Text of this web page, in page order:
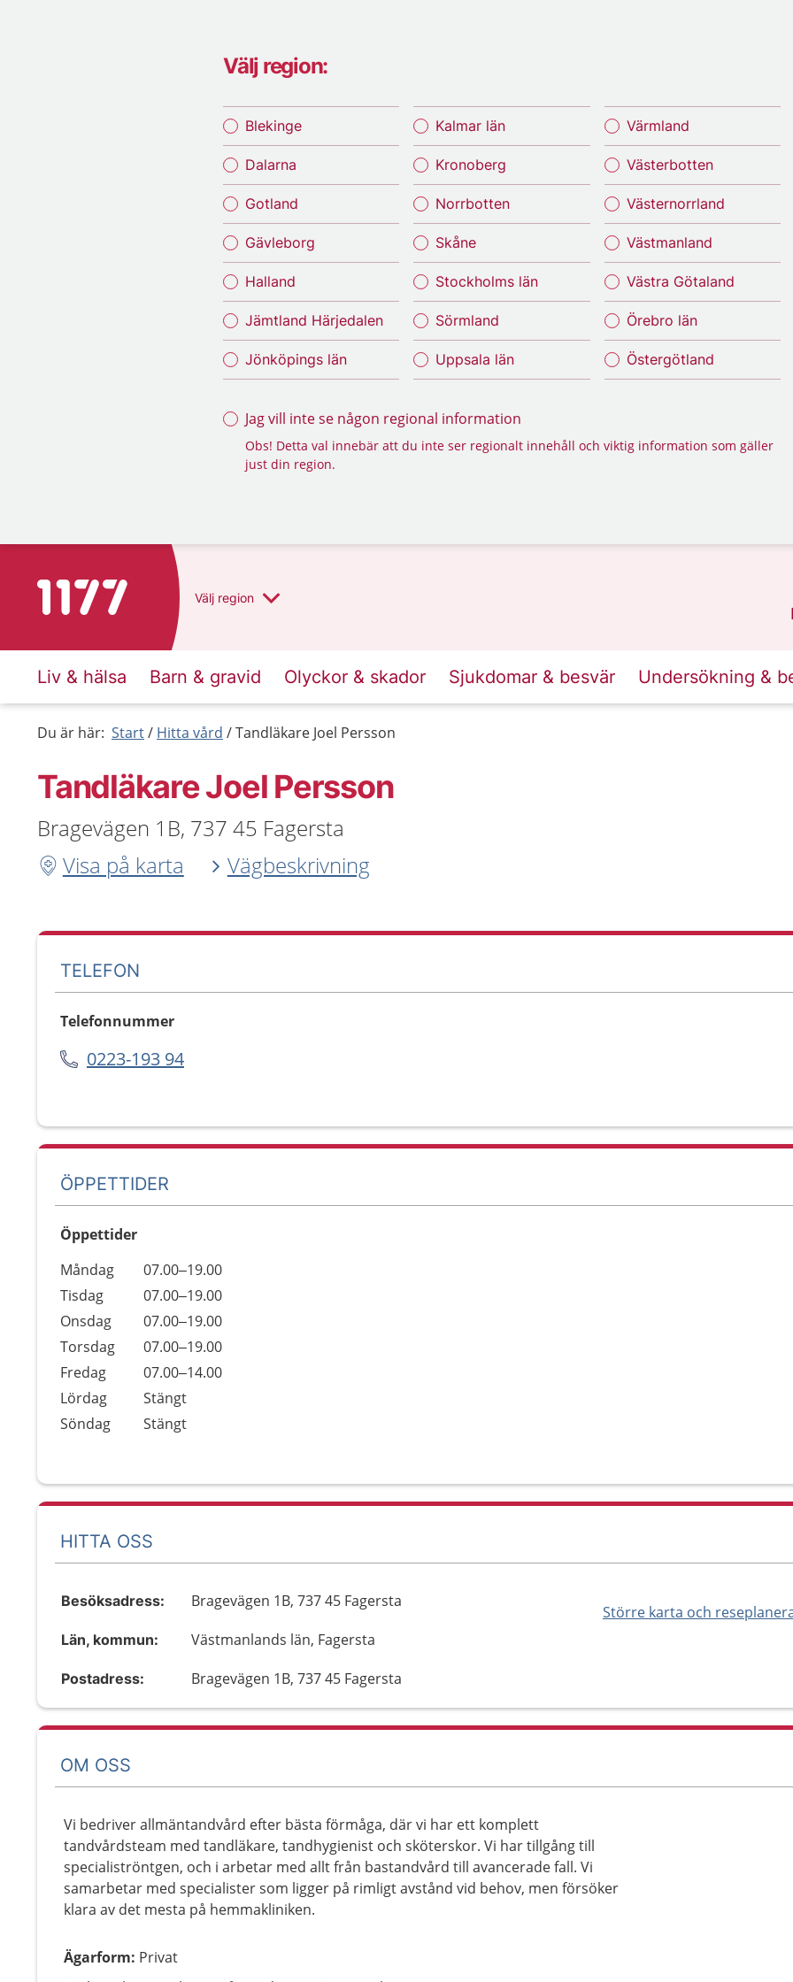
Välj region:
Blekinge
Dalarna
Gotland
Gävleborg
Halland
Jämtland Härjedalen
Jönköpings län
Kalmar län
Kronoberg
Norrbotten
Skåne
Stockholms län
Sörmland
Uppsala län
Värmland
Västerbotten
Västernorrland
Västmanland
Västra Götaland
Örebro län
Östergötland
Jag vill inte se någon regional information
Obs! Detta val innebär att du inte ser regionalt innehåll och viktig information som gäller
just din region.
Till startsidan för 1177 Välj region
Liv & hälsa Barn & gravid Olyckor & skador Sjukdomar & besvär Undersökning &
Du är här: Start Hitta vård Tandläkare Joel Persson
Tandläkare Joel Persson
Bragevägen 1B, 737 45 Fagersta
Visa på karta
Vägbeskrivning
TELEFON
Telefonnummer
0223-193 94
ÖPPETTIDER
Öppettider
Dag
Öppettider
Kommentarer
Måndag
07.00–19.00
Tisdag
07.00–19.00
Onsdag
07.00–19.00
Torsdag
07.00–19.00
Fredag
07.00–14.00
Lördag
Stängt
Söndag
Stängt
HITTA OSS
Större karta och
Besöksadress: Bragevägen 1B, 737 45 Fagersta
Län, kommun: Västmanlands län, Fagersta
Postadress: Bragevägen 1B, 737 45 Fagersta
OM OSS
Vi bedriver allmäntandvård efter bästa förmåga, där vi har ett komplett
tandvårdsteam med tandläkare, tandhygienist och sköterskor. Vi har tillgång till
specialiströntgen, och i arbetar med allt från bastandvård till avancerade fall. Vi
samarbetar med specialister som ligger på rimligt avstånd vid behov, men försöker
klara av det mesta på hemmakliniken.
Ägarform: Privat